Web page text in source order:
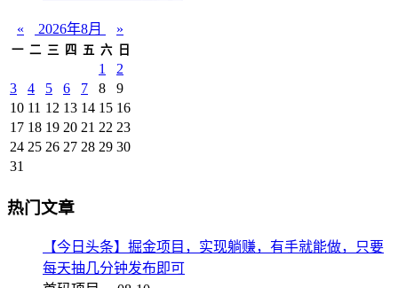
« 2026年8月 »
一 二 三 四 五 六 日
1
2
3
4 5 6 7 8
9
10 11 12 13 14 15 16
17 18 19 20 21 22 23
24 25 26 27 28 29 30
31
热门文章
【今日头条】掘金项目，实现躺赚，有手就能做，只要
每天抽几分钟发布即可